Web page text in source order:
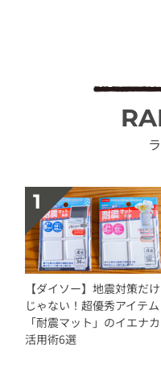
【ダイソー】地震対策だけ
じゃない！超優秀アイテム
「耐震マット」のイエナカ
活用術6選